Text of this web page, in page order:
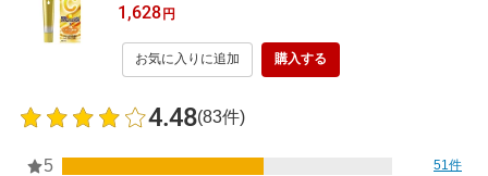
1,628円
お気に入りに追加 購入する
4.48(83件)
5 51件